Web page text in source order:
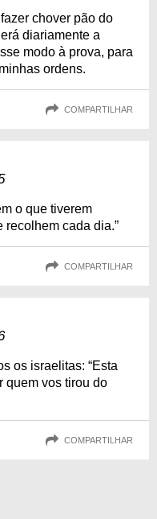
chover pão do
diariamente a
modo à prova, para
ordens.
COMPARTILHAR
o que tiverem
recolhem cada dia.”
COMPARTILHAR
os israelitas: “Esta
quem vos tirou do
COMPARTILHAR